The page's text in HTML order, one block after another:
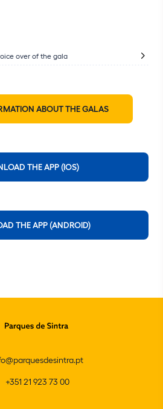
over of the gala
ABOUT THE GALAS
THE APP (IOS)
THE APP (ANDROID)
+351 21 923 73 00